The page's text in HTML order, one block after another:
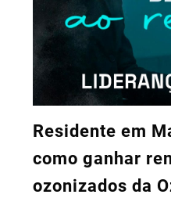
Residente em
como ganhar
ozonizados da